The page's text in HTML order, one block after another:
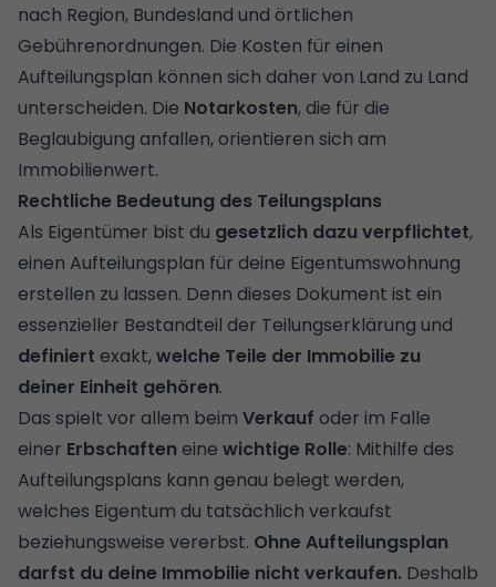
nach Region, Bundesland und örtlichen
Gebührenordnungen. Die Kosten für einen
Aufteilungsplan können sich daher von Land zu Land
unterscheiden. Die Notarkosten, die für die
Beglaubigung anfallen, orientieren sich am
Immobilienwert.
Rechtliche Bedeutung des Teilungsplans
Als Eigentümer bist du gesetzlich dazu verpflichtet,
einen Aufteilungsplan für deine Eigentumswohnung
erstellen zu lassen. Denn dieses Dokument ist ein
essenzieller Bestandteil der Teilungserklärung und
definiert exakt,welche Teile der Immobilie zu
deiner Einheit gehören.
Das spielt vor allem beim Verkauf oder im Falle
einer Erbschaften eine wichtige Rolle: Mithilfe des
Aufteilungsplans kann genau belegt werden,
welches Eigentum du tatsächlich verkaufst
beziehungsweise vererbst. Ohne Aufteilungsplan
darfst du deine Immobilie nicht verkaufen. Deshalb